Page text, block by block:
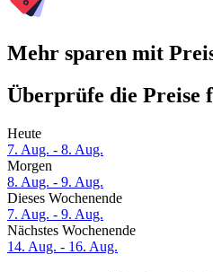
Mehr sparen mit
Überprüfe die Preise
Heute
7. Aug. - 8. Aug.
Morgen
8. Aug. - 9. Aug.
Dieses Wochenende
7. Aug. - 9. Aug.
Nächstes Wochenende
14. Aug. - 16. Aug.